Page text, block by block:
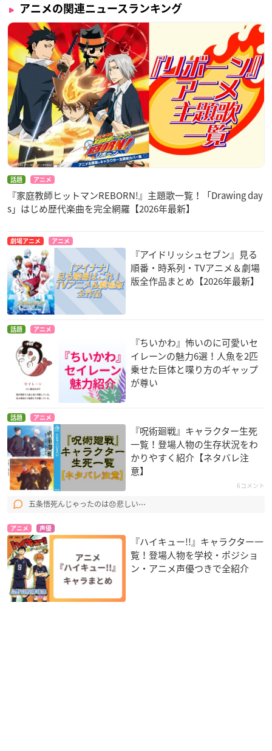
アニメの関連ニュースランキング
話題 アニメ
『家庭教師ヒットマンREBORN!』主題歌一覧！「Drawing day
s」はじめ歴代楽曲を完全網羅【2026年最新】
劇場アニメ アニメ
『アイドリッシュセブン』見る
順番・時系列・TVアニメ＆劇場
版全作品まとめ【2026年最新】
話題 アニメ
『ちいかわ』怖いのに可愛いセ
イレーンの魅力6選！人魚を2匹
乗せた巨体と喋り方のギャップ
が尊い
話題 アニメ
『呪術廻戦』キャラクター生死
一覧！登場人物の生存状況をわ
かりやすく紹介【ネタバレ注
意】
6コメント
五条悟死んじゃったのは😞悲しい⋯
アニメ 声優
『ハイキュー!!』キャラクター一
覧！登場人物を学校・ポジショ
ン・アニメ声優つきで全紹介